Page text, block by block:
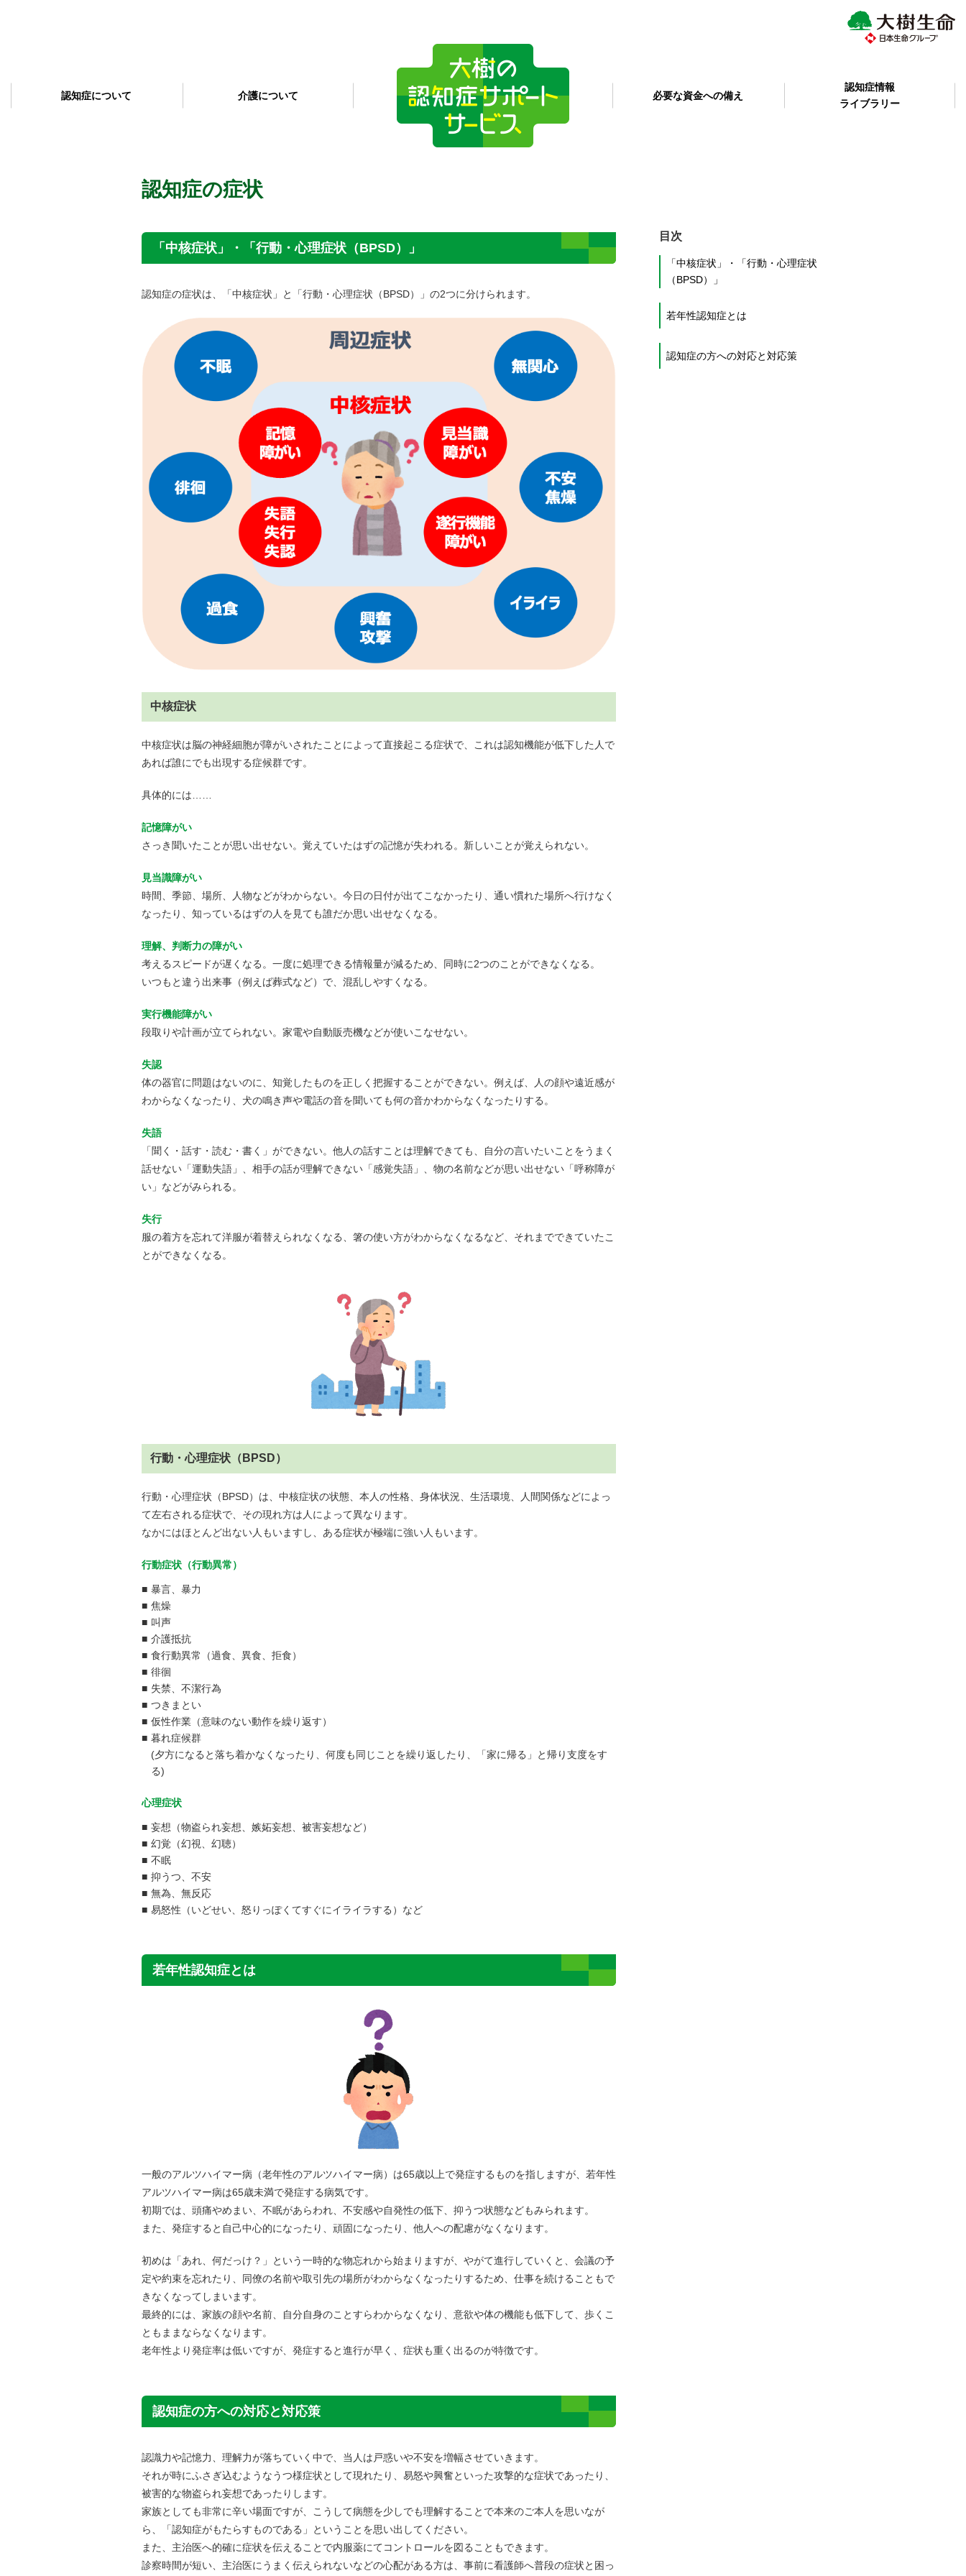
認知症について 介護について 必要な資金への備え
認知症情報
ライブラリー
認知症の症状
目次
「中核症状」・「行動・心理症状
（BPSD）」
若年性認知症とは
認知症の方への対応と対応策
「中核症状」・「行動・心理症状（BPSD）」
認知症の症状は、「中核症状」と「行動・心理症状（BPSD）」の2つに分けられます。
中核症状
中核症状は脳の神経細胞が障がいされたことによって直接起こる症状で、これは認知機能が低下した人で
あれば誰にでも出現する症候群です。
具体的には……
記憶障がい
さっき聞いたことが思い出せない。覚えていたはずの記憶が失われる。新しいことが覚えられない。
見当識障がい
時間、季節、場所、人物などがわからない。今日の日付が出てこなかったり、通い慣れた場所へ行けなく
なったり、知っているはずの人を見ても誰だか思い出せなくなる。
理解、判断力の障がい
考えるスピードが遅くなる。一度に処理できる情報量が減るため、同時に2つのことができなくなる。
いつもと違う出来事（例えば葬式など）で、混乱しやすくなる。
実行機能障がい
段取りや計画が立てられない。家電や自動販売機などが使いこなせない。
失認
体の器官に問題はないのに、知覚したものを正しく把握することができない。例えば、人の顔や遠近感が
わからなくなったり、犬の鳴き声や電話の音を聞いても何の音かわからなくなったりする。
失語
「聞く・話す・読む・書く」ができない。他人の話すことは理解できても、自分の言いたいことをうまく
話せない「運動失語」、相手の話が理解できない「感覚失語」、物の名前などが思い出せない「呼称障が
い」などがみられる。
失行
服の着方を忘れて洋服が着替えられなくなる、箸の使い方がわからなくなるなど、それまでできていたこ
とができなくなる。
行動・心理症状（BPSD）
行動・心理症状（BPSD）は、中核症状の状態、本人の性格、身体状況、生活環境、人間関係などによっ
て左右される症状で、その現れ方は人によって異なります。
なかにはほとんど出ない人もいますし、ある症状が極端に強い人もいます。
行動症状（行動異常）
■ 暴言、暴力
■ 焦燥
■ 叫声
■ 介護抵抗
■ 食行動異常（過食、異食、拒食）
■ 徘徊
■ 失禁、不潔行為
■ つきまとい
■ 仮性作業（意味のない動作を繰り返す）
■ 暮れ症候群
(夕方になると落ち着かなくなったり、何度も同じことを繰り返したり、「家に帰る」と帰り支度をす
る)
心理症状
■ 妄想（物盗られ妄想、嫉妬妄想、被害妄想など）
■ 幻覚（幻視、幻聴）
■ 不眠
■ 抑うつ、不安
■ 無為、無反応
■ 易怒性（いどせい、怒りっぽくてすぐにイライラする）など
若年性認知症とは
一般のアルツハイマー病（老年性のアルツハイマー病）は65歳以上で発症するものを指しますが、若年性
アルツハイマー病は65歳未満で発症する病気です。
初期では、頭痛やめまい、不眠があらわれ、不安感や自発性の低下、抑うつ状態などもみられます。
また、発症すると自己中心的になったり、頑固になったり、他人への配慮がなくなります。
初めは「あれ、何だっけ？」という一時的な物忘れから始まりますが、やがて進行していくと、会議の予
定や約束を忘れたり、同僚の名前や取引先の場所がわからなくなったりするため、仕事を続けることもで
きなくなってしまいます。
最終的には、家族の顔や名前、自分自身のことすらわからなくなり、意欲や体の機能も低下して、歩くこ
ともままならなくなります。
老年性より発症率は低いですが、発症すると進行が早く、症状も重く出るのが特徴です。
認知症の方への対応と対応策
認識力や記憶力、理解力が落ちていく中で、当人は戸惑いや不安を増幅させていきます。
それが時にふさぎ込むようなうつ様症状として現れたり、易怒や興奮といった攻撃的な症状であったり、
被害的な物盗られ妄想であったりします。
家族としても非常に辛い場面ですが、こうして病態を少しでも理解することで本来のご本人を思いなが
ら、「認知症がもたらすものである」ということを思い出してください。
また、主治医へ的確に症状を伝えることで内服薬にてコントロールを図ることもできます。
診察時間が短い、主治医にうまく伝えられないなどの心配がある方は、事前に看護師へ普段の症状と困っ